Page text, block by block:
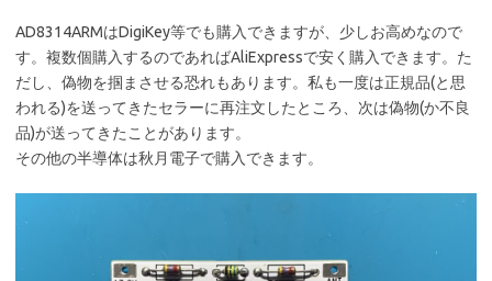
AD8314ARMはDigiKey等でも購入できますが、少しお高めなので
す。複数個購入するのであればAliExpressで安く購入できます。た
だし、偽物を掴まさせる恐れもあります。私も一度は正規品(と思
われる)を送ってきたセラーに再注文したところ、次は偽物(か不良
品)が送ってきたことがあります。
その他の半導体は秋月電子で購入できます。